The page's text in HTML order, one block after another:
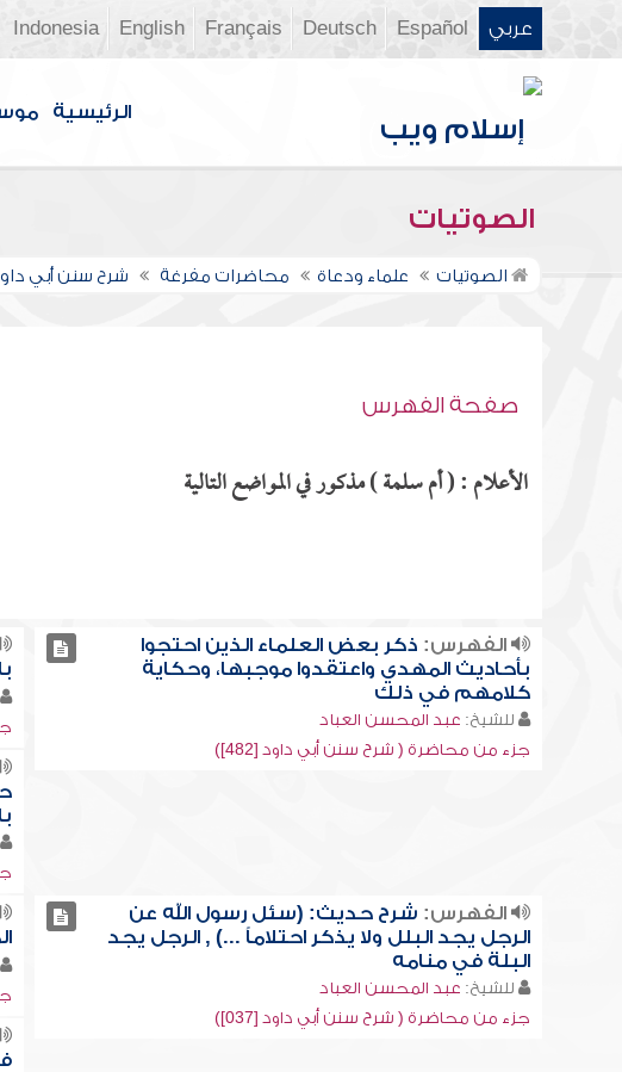
عربي Español
Deutsch
Français
English
Indonesia
الرئيسية
الصوتيات
الصوتيات علماء ودعاة محاضرات مفرغة شرح سنن أبي داود
صفحة الفهرس
الأعلام : ( أم سلمة ) مذكور في المواضع التالية
الفهرس: ذكر بعض العلماء الذين احتجوا
بأحاديث المهدي واعتقدوا موجبها، وحكاية
كلامهم في ذلك
للشيخ: عبد المحسن العباد
جزء من محاضرة ( شرح سنن أبي داود [482])
الفهرس: شرح حديث: (سئل رسول الله عن
الرجل يجد البلل ولا يذكر احتلاماً ...) , الرجل يجد
البلة في منامه
للشيخ: عبد المحسن العباد
جزء من محاضرة ( شرح سنن أبي داود [037])